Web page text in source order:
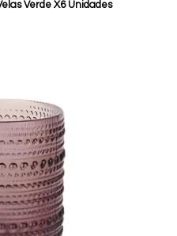
Verde X6 Unidades